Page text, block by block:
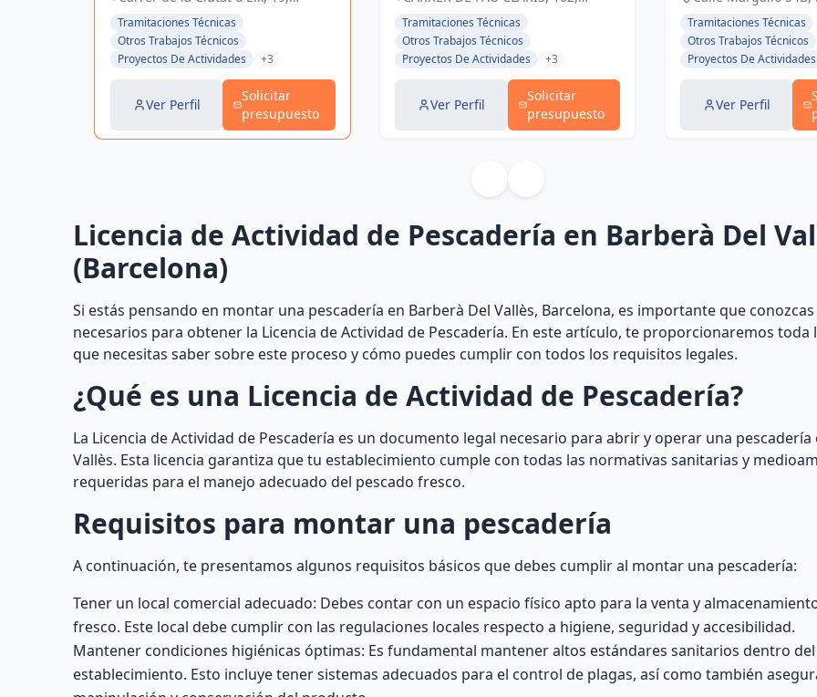
Arquitectura e
Ingeniería con una
trayectoria sólida y
Barcelona, España, España
Tramitaciones Técnicas
Otros Trabajos Técnicos
Proyectos De Actividades
+3
Ver Perfil
Solicitar
presupuesto
SERVICIOS, S.L.
BARCELONA, ESPAÑA, España
Tramitaciones Técnicas
Otros Trabajos Técnicos
Proyectos De Actividades
+3
Ver Perfil
Solicitar
presupuesto
espacios inspiradores
el futuro.
Tramitaciones Técnicas
Otros Trabajos Técnicos
Proyectos De Actividades
Ver Perfil
Licencia de Actividad de Pescadería en Barberà Del
(Barcelona)
Si estás pensando en montar una pescadería en Barberà Del Vallès, Barcelona, es importante que
necesarios para obtener la Licencia de Actividad de Pescadería. En este artículo, te proporcionaremos
que necesitas saber sobre este proceso y cómo puedes cumplir con todos los requisitos legales.
¿Qué es una Licencia de Actividad de Pescadería?
La Licencia de Actividad de Pescadería es un documento legal necesario para abrir y operar una pescadería
Vallès. Esta licencia garantiza que tu establecimiento cumple con todas las normativas sanitarias y
requeridas para el manejo adecuado del pescado fresco.
Requisitos para montar una pescadería
A continuación, te presentamos algunos requisitos básicos que debes cumplir al montar una pescadería:
Tener un local comercial adecuado: Debes contar con un espacio físico apto para la venta y
fresco. Este local debe cumplir con las regulaciones locales respecto a higiene, seguridad y accesibilidad.
Mantener condiciones higiénicas óptimas: Es fundamental mantener altos estándares sanitarios dentro del
establecimiento. Esto incluye tener sistemas adecuados para el control de plagas, así como también